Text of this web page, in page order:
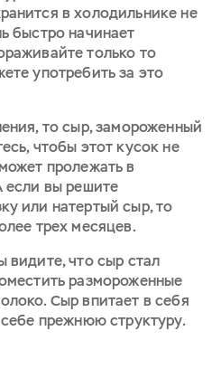
в холодильнике не
быстро начинает
только то
употребить за это
то сыр, замороженный
чтобы этот кусок не
пролежать в
если вы решите
или натертый сыр, то
трех месяцев.
видите, что сыр стал
размороженные
Сыр впитает в себя
прежнюю структуру.